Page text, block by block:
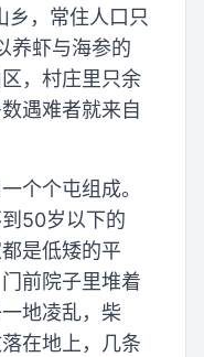
，常住人口只
养虾与海参的
，村庄里只余
遇难者就来自
个个屯组成。
50岁以下的
是低矮的平
前院子里堆着
地凌乱，柴
在地上，几条